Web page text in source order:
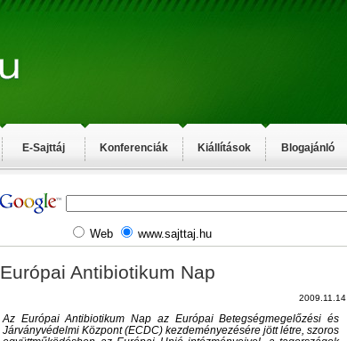
E-Sajttáj Konferenciák Kiállítások Blogajánló
Web www.sajttaj.hu
Európai Antibiotikum Nap
2009.11.14
Az Európai Antibiotikum Nap az Európai Betegségmegelőzési és
Járványvédelmi Központ (ECDC) kezdeményezésére jött létre, szoros